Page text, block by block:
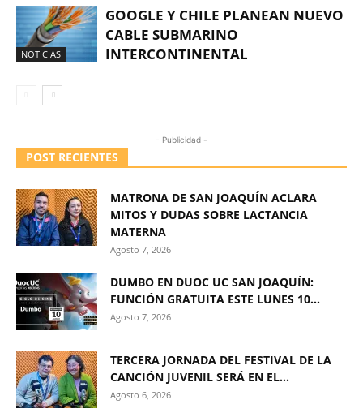
NOTICIAS
GOOGLE Y CHILE PLANEAN NUEVO
CABLE SUBMARINO
INTERCONTINENTAL
- Publicidad -
POST RECIENTES
MATRONA DE SAN JOAQUÍN ACLARA
MITOS Y DUDAS SOBRE LACTANCIA
MATERNA
Agosto 7, 2026
DUMBO EN DUOC UC SAN JOAQUÍN:
FUNCIÓN GRATUITA ESTE LUNES 10...
Agosto 7, 2026
TERCERA JORNADA DEL FESTIVAL DE LA
CANCIÓN JUVENIL SERÁ EN EL...
Agosto 6, 2026